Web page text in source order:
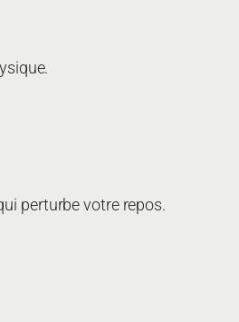
perturbe votre repos.